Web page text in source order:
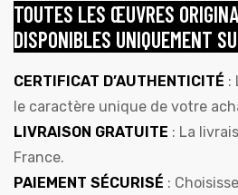
TOUTES LES ŒUVRES
DISPONIBLES UNIQUEMENT
CERTIFICAT D’AUTHENTICITÉ :
le caractère unique de votre
LIVRAISON GRATUITE : La
France.
PAIEMENT SÉCURISÉ :